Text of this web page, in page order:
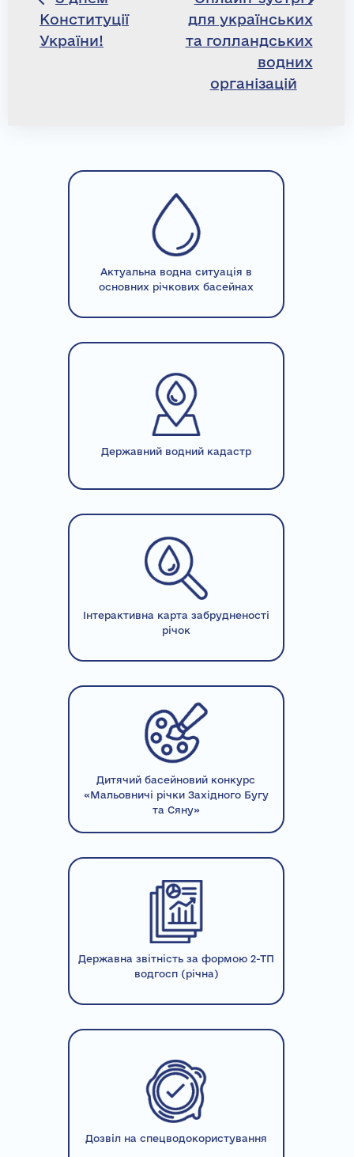
записів
Конституції
України!
для українських
та голландських
водних
організацій
Актуальна водна ситуація в
основних річкових басейнах
Державний водний кадастр
Інтерактивна карта забрудненості
річок
Дитячий басейновий конкурс
«Мальовничі річки Західного Бугу
та Сяну»
Державна звітність за формою 2-ТП
водгосп (річна)
Дозвіл на спецводокористування